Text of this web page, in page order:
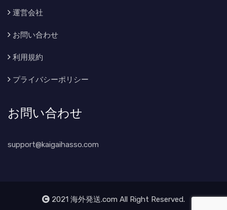
運営会社
お問い合わせ
利用規約
プライバシーポリシー
お問い合わせ
support@kaigaihasso.com
2021 海外発送.com All Right Reserved.